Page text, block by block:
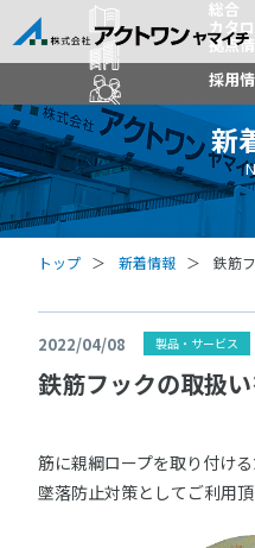
総合
カタ
拠点
採用
新
トップ 新着情報 鉄筋
2022/04/08 製品・サービス
鉄筋フックの取扱
筋に親綱ロープを取り付け
墜落防止対策としてご利用頂